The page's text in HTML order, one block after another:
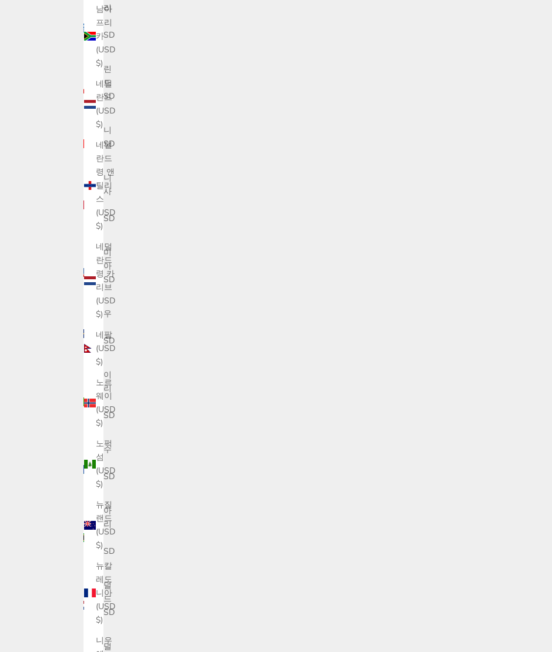
남아
프리
카
(USD
$)
네덜
란드
(USD
$)
네덜
란드
령 앤
틸리
스
(USD
$)
네덜
란드
령 카
리브
(USD
$)
네팔
(USD
$)
노르
웨이
(USD
$)
노퍽
섬
(USD
$)
뉴질
랜드
(USD
$)
뉴칼
레도
니아
(USD
$)
니우
그리
스
(USD
$)
그린
란드
(USD
$)
기니
(USD
$)
기니
비사
우
(USD
$)
나미
비아
(USD
$)
나우
(USD
$)
나이
지리
아
(USD
$)
남수
단
(USD
$)
남아
프리
카
(USD
$)
네덜
란드
(USD
$)
네덜